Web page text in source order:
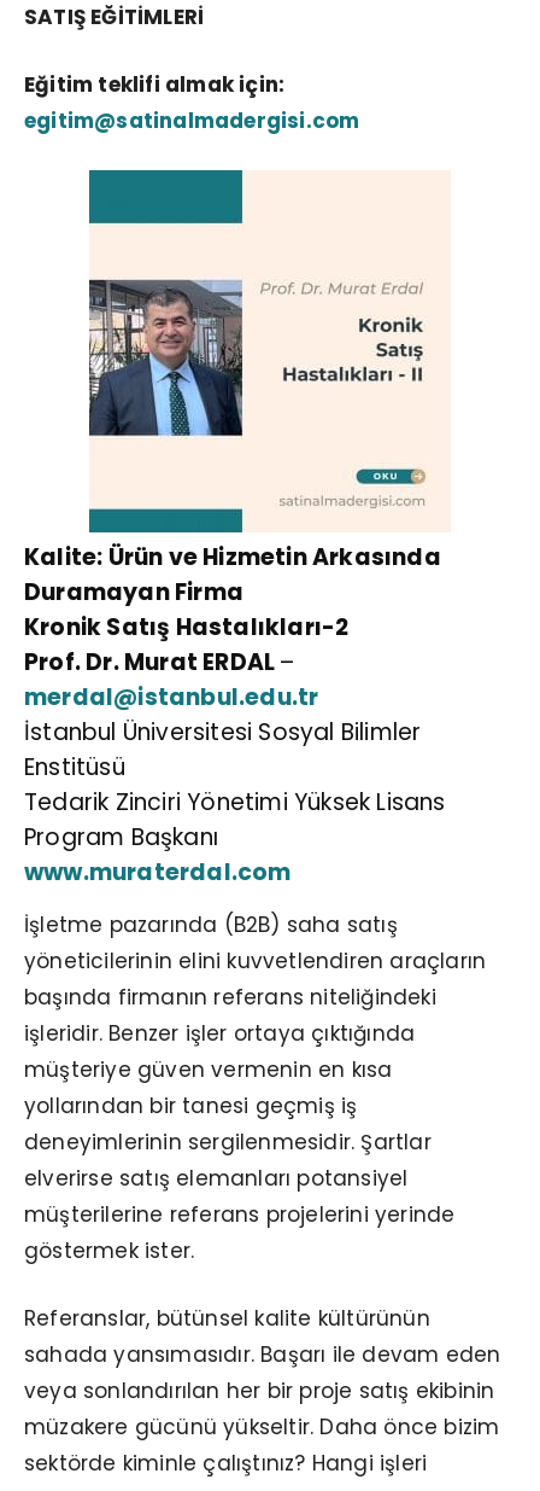
SATIŞ EĞİTİMLERİ
Eğitim teklifi almak için:
egitim@satinalmadergisi.com
Kalite: Ürün ve Hizmetin Arkasında
Duramayan Firma
Kronik Satış Hastalıkları-2
Prof. Dr. Murat ERDAL–
merdal@istanbul.edu.tr
İstanbul Üniversitesi Sosyal Bilimler
Enstitüsü
Tedarik Zinciri Yönetimi Yüksek Lisans
Program Başkanı
www.muraterdal.com
İşletme pazarında (B2B) saha satış
yöneticilerinin elini kuvvetlendiren araçların
başında firmanın referans niteliğindeki
işleridir. Benzer işler ortaya çıktığında
müşteriye güven vermenin en kısa
yollarından bir tanesi geçmiş iş
deneyimlerinin sergilenmesidir. Şartlar
elverirse satış elemanları potansiyel
müşterilerine referans projelerini yerinde
göstermek ister.
Referanslar, bütünsel kalite kültürünün
sahada yansımasıdır. Başarı ile devam eden
veya sonlandırılan her bir proje satış ekibinin
müzakere gücünü yükseltir. Daha önce bizim
sektörde kiminle çalıştınız? Hangi işleri